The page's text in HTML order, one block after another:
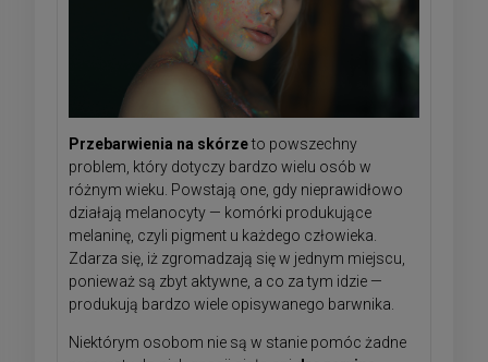
Przebarwienia na skórzeto powszechny
problem, który dotyczy bardzo wielu osób w
różnym wieku. Powstają one, gdy nieprawidłowo
działają melanocyty — komórki produkujące
melaninę, czyli pigment u każdego człowieka.
Zdarza się, iż zgromadzają się w jednym miejscu,
ponieważ są zbyt aktywne, a co za tym idzie —
produkują bardzo wiele opisywanego barwnika.
Niektórym osobom nie są w stanie pomóc żadne